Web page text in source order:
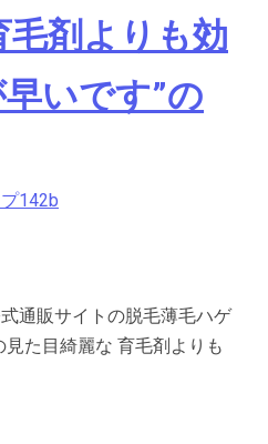
毛剤よりも効
いです”の
通販サイトの脱毛薄毛ハゲ
た目綺麗な 育毛剤よりも